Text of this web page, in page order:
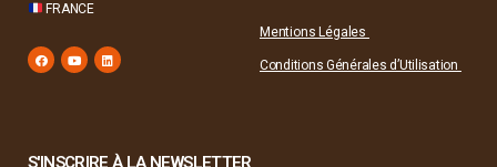
FRANCE
Mentions Légales
Conditions Générales d’Utilisation
S'INSCRIRE À LA NEWSLETTER